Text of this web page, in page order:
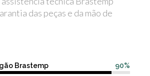
das peças e da mão de
90%
Brastemp